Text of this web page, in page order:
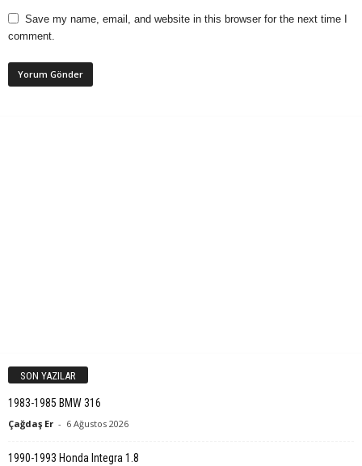
Save my name, email, and website in this browser for the next time I
comment.
SON YAZILAR
1983-1985 BMW 316
Çağdaş Er - 6 Ağustos 2026
1990-1993 Honda Integra 1.8